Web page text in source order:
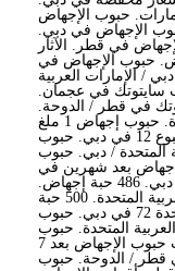
حبوب الإجهاض
الإجهاض في دبي.
في قطر. الآثار
حبوب الإجهاض في
في دبي / الإمارات العربية
سايتوتك في عجمان.
في قطر / الدوحة.
حبوب الإجهاض في الإمارات العربية المتحدة. حبوب إجهاض 1 ملغ
في الكويت. حبوب إجهاض للحمل حتى الأسبوع 12 في دبي. حبوب
المتحدة / دبي. حبوب
بعد شهرين في
دبي. حبوب الإجهاض حتى 3 أشهر في دبي. 486 حبة إجهاض.
مجموعة مايفيجيست في دبي / الإمارات العربية المتحدة. 500 حبة
إجهاض. حبوب إجهاض غير مرغوب المتحدة 72 في دبي. حبوب
العربية المتحدة. حبوب
الإجهاض خلال 72 ساعة في دبي. مراجعات حبوب الإجهاض بعد 7
قطر / الدوحة. حبوب